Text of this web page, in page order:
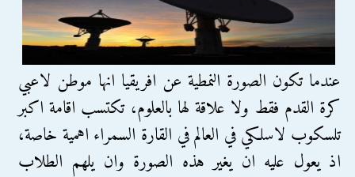
عندما تكون الصورة النمطية عن افريقيا انها موطن لاعبي
كرة القدم فقط ولا علاقة لها بالعلوم، تكتسب اقامة اكبر
تلسكوب لاسلكي في العالم في القارة السمراء اهمية خاصة،
اذ يعول عليه ان يغير هذه الصورة وان يلهم الطلاب